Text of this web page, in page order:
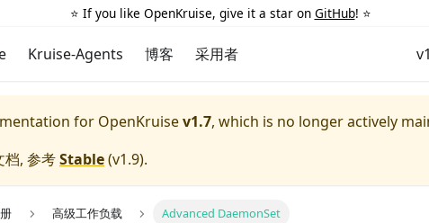
⭐️ If you like OpenKruise, give it a star on GitHub! ⭐️
Kruise-Agents 博客 采用者
for OpenKruisev1.7, which is no longer actively
档, 参考Stable(v1.9).
高级工作负载 Advanced DaemonSet